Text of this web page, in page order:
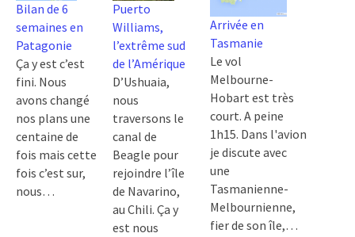
Bilan de 6
semaines en
Patagonie
Ça y est c’est
fini. Nous
avons changé
nos plans une
centaine de
fois mais cette
fois c’est sur,
nous…
Puerto
Williams,
l’extrême sud
de l’Amérique
D’Ushuaia,
nous
traversons le
canal de
Beagle pour
rejoindre l’île
de Navarino,
au Chili. Ça y
est nous
Arrivée en
Tasmanie
Le vol
Melbourne-
Hobart est très
court. A peine
1h15. Dans l'avion
je discute avec
une
Tasmanienne-
Melbournienne,
fier de son île,…